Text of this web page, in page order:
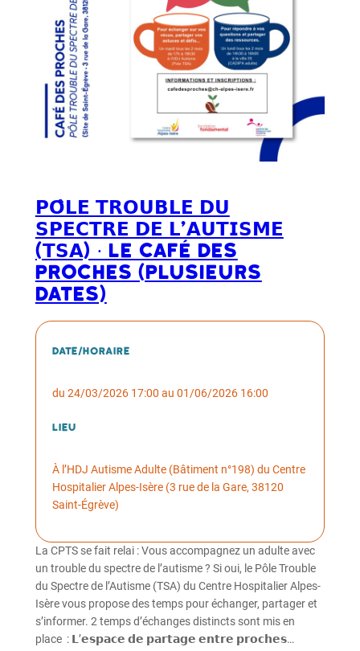
𝗣𝗢̂𝗟𝗘 𝗧𝗥𝗢𝗨𝗕𝗟𝗘 𝗗𝗨
𝗦𝗣𝗘𝗖𝗧𝗥𝗘 𝗗𝗘 𝗟’𝗔𝗨𝗧𝗜𝗦𝗠𝗘
(𝗧𝗦𝗔) · LE CAFÉ DES
PROCHES (Plusieurs
dates)
Date/horaire
du 24/03/2026 17:00 au 01/06/2026 16:00
Lieu
À l’HDJ Autisme Adulte (Bâtiment n°198) du Centre
Hospitalier Alpes-Isère (3 rue de la Gare, 38120
Saint-Égrève)
La CPTS se fait relai : Vous accompagnez un adulte avec
un trouble du spectre de l’autisme ? Si oui, le Pôle Trouble
du Spectre de l’Autisme (TSA) du Centre Hospitalier Alpes-
Isère vous propose des temps pour échanger, partager et
s’informer. 2 temps d’échanges distincts sont mis en
place : 𝗟’𝗲𝘀𝗽𝗮𝗰𝗲 𝗱𝗲 𝗽𝗮𝗿𝘁𝗮𝗴𝗲 𝗲𝗻𝘁𝗿𝗲 𝗽𝗿𝗼𝗰𝗵𝗲𝘀…